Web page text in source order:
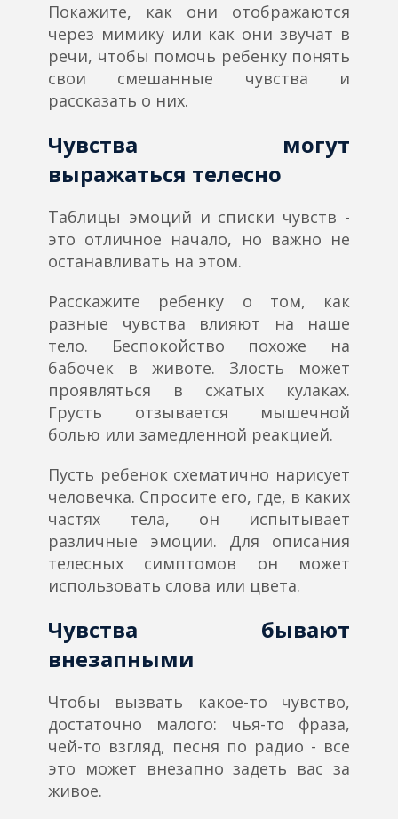
Покажите, как они отображаются
через мимику или как они звучат в
речи, чтобы помочь ребенку понять
свои смешанные чувства и
рассказать о них.
Чувства могут
выражаться телесно
Таблицы эмоций и списки чувств -
это отличное начало, но важно не
останавливать на этом.
Расскажите ребенку о том, как
разные чувства влияют на наше
тело. Беспокойство похоже на
бабочек в животе. Злость может
проявляться в сжатых кулаках.
Грусть отзывается мышечной
болью или замедленной реакцией.
Пусть ребенок схематично нарисует
человечка. Спросите его, где, в каких
частях тела, он испытывает
различные эмоции. Для описания
телесных симптомов он может
использовать слова или цвета.
Чувства бывают
внезапными
Чтобы вызвать какое-то чувство,
достаточно малого: чья-то фраза,
чей-то взгляд, песня по радио - все
это может внезапно задеть вас за
живое.